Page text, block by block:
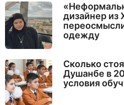
дизайнер из
одежду
Сколько
Душанбе в
условия